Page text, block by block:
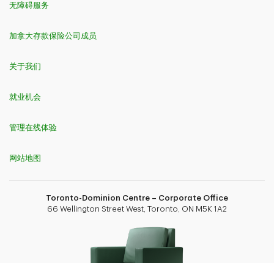
无障碍服务
加拿大存款保险公司成员
关于我们
就业机会
管理在线体验
网站地图
Toronto-Dominion Centre – Corporate Office
66 Wellington Street West, Toronto, ON M5K 1A2